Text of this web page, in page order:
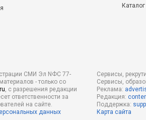
СМИ Эл NФС 77-
- только со
, с разрешения редакции
ответственности за
на сайте.
данных
Сервисы,
Сервисы,
Реклама:
Редакция:
Поддержка:
Карта сайта